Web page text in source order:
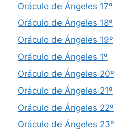
Oráculo de Ángeles 17º
Oráculo de Ángeles 18º
Oráculo de Ángeles 19º
Oráculo de Ángeles 1º
Oráculo de Ángeles 20º
Oráculo de Ángeles 21º
Oráculo de Ángeles 22º
Oráculo de Ángeles 23º